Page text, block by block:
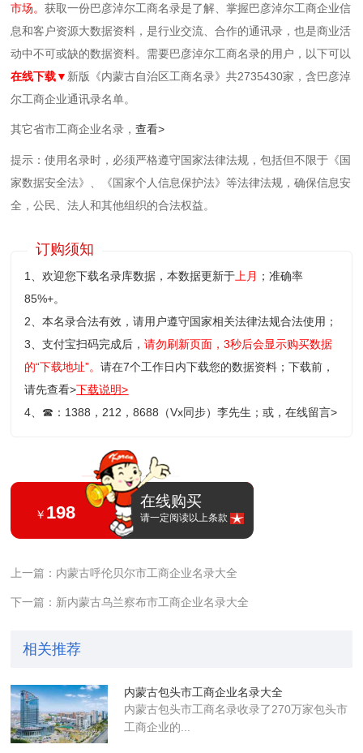
市场。获取一份巴彦淖尔工商名录是了解、掌握巴彦淖尔工商企业信
息和客户资源大数据资料，是行业交流、合作的通讯录，也是商业活
动中不可或缺的数据资料。需要巴彦淖尔工商名录的用户，以下可以
在线下载▼ 新版《内蒙古自治区工商名录》共2735430家，含巴彦淖
尔工商企业通讯录名单。
其它省市工商企业名录，查看>
提示：使用名录时，必须严格遵守国家法律法规，包括但不限于《国
家数据安全法》、《国家个人信息保护法》等‌法律法规，确保信息安
全，公民、法人和其他组织的合法权益。
订购须知
1、欢迎您下载名录库数据，本数据更新于 上月 ；准确率
85%+。
2、本名录合法有效，请用户遵守国家相关法律法规合法使用；
3、支付宝扫码完成后，请勿刷新页面，3秒后会显示购买数据
的“下载地址”。请在7个工作日内下载您的数据资料；下载前，
请先查看>下载说明>
4、 ☎ ：1388，212，8688（Vx同步）李先生；或，在线留言>
￥ 198
在线购买
请一定阅读以上条款
上一篇：‌内蒙古呼伦贝尔市工商企业名录大全
下一篇：‌新内蒙古乌兰察布市工商企业名录大全
相关推荐
内蒙古包头市工商企业名录大全
内蒙古包头市工商名录收录了270万家包头市
工商企业的...